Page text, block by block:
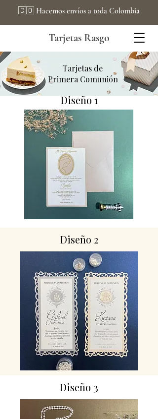
Tarjetas Rasgo
🇨🇴 Hacemos envíos a toda Colombia
Tarjetas de
Primera Comunión
Diseño 1
Diseño 2
Diseño 3